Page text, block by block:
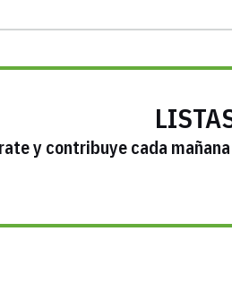
y contribuye cada